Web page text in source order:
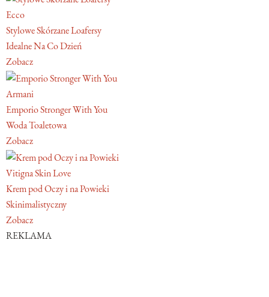
Ecco
Stylowe Skórzane Loafersy
Idealne Na Co Dzień
Zobacz
Armani
Emporio Stronger With You
Woda Toaletowa
Zobacz
Vitigna Skin Love
Krem pod Oczy i na Powieki
Skinimalistyczny
Zobacz
REKLAMA